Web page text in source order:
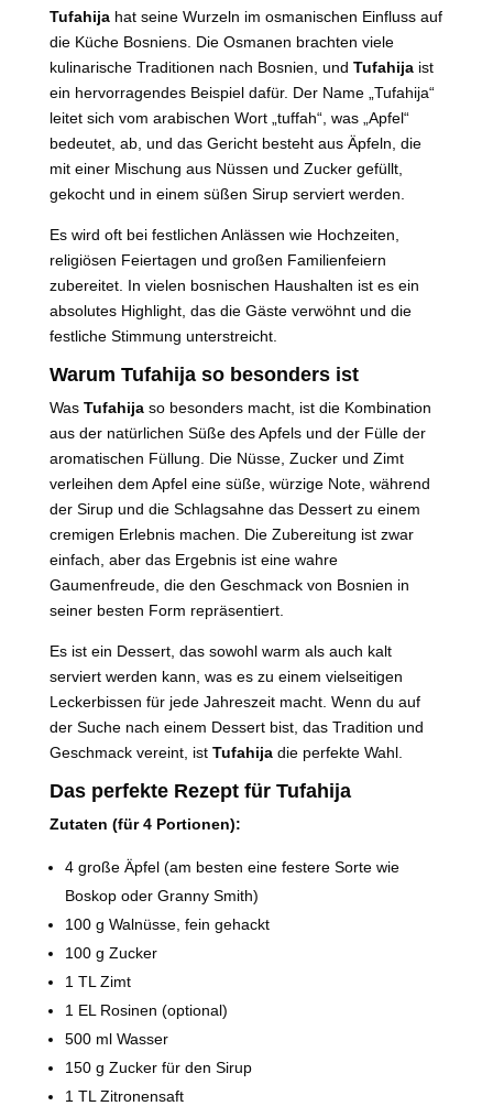
Tufahijahat seine Wurzeln im osmanischen Einfluss auf
die Küche Bosniens. Die Osmanen brachten viele
kulinarische Traditionen nach Bosnien, und Tufahijaist
ein hervorragendes Beispiel dafür. Der Name „Tufahija“
leitet sich vom arabischen Wort „tuffah“, was „Apfel“
bedeutet, ab, und das Gericht besteht aus Äpfeln, die
mit einer Mischung aus Nüssen und Zucker gefüllt,
gekocht und in einem süßen Sirup serviert werden.
Es wird oft bei festlichen Anlässen wie Hochzeiten,
religiösen Feiertagen und großen Familienfeiern
zubereitet. In vielen bosnischen Haushalten ist es ein
absolutes Highlight, das die Gäste verwöhnt und die
festliche Stimmung unterstreicht.
Warum Tufahija so besonders ist
Was Tufahijaso besonders macht, ist die Kombination
aus der natürlichen Süße des Apfels und der Fülle der
aromatischen Füllung. Die Nüsse, Zucker und Zimt
verleihen dem Apfel eine süße, würzige Note, während
der Sirup und die Schlagsahne das Dessert zu einem
cremigen Erlebnis machen. Die Zubereitung ist zwar
einfach, aber das Ergebnis ist eine wahre
Gaumenfreude, die den Geschmack von Bosnien in
seiner besten Form repräsentiert.
Es ist ein Dessert, das sowohl warm als auch kalt
serviert werden kann, was es zu einem vielseitigen
Leckerbissen für jede Jahreszeit macht. Wenn du auf
der Suche nach einem Dessert bist, das Tradition und
Geschmack vereint, ist Tufahijadie perfekte Wahl.
Das perfekte Rezept für Tufahija
Zutaten (für 4 Portionen):
4 große Äpfel (am besten eine festere Sorte wie
Boskop oder Granny Smith)
100 g Walnüsse, fein gehackt
100 g Zucker
1 TL Zimt
1 EL Rosinen (optional)
500 ml Wasser
150 g Zucker für den Sirup
1 TL Zitronensaft